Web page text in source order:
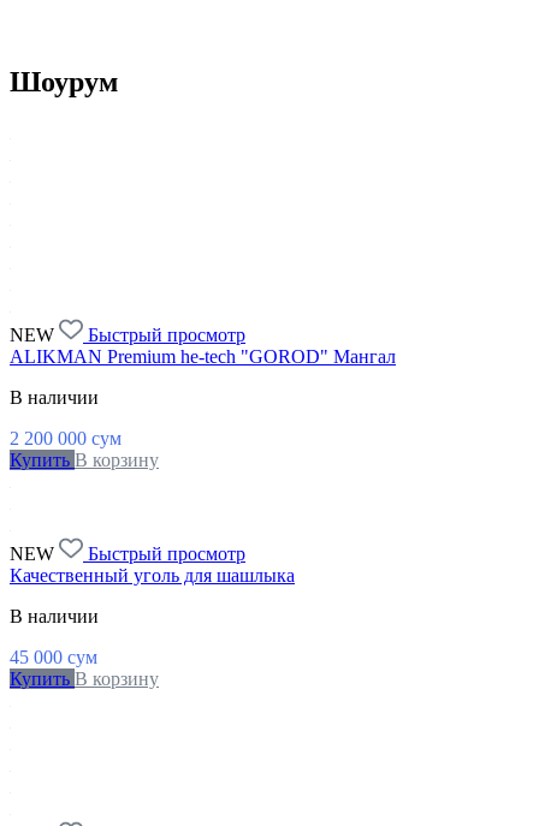
Шоурум
NEW
Быстрый просмотр
ALIKMAN Premium he-tech "GOROD" Мангал
В наличии
2 200 000 сум
Купить В корзину
NEW
Быстрый просмотр
Качественный уголь для шашлыка
В наличии
45 000 сум
Купить В корзину